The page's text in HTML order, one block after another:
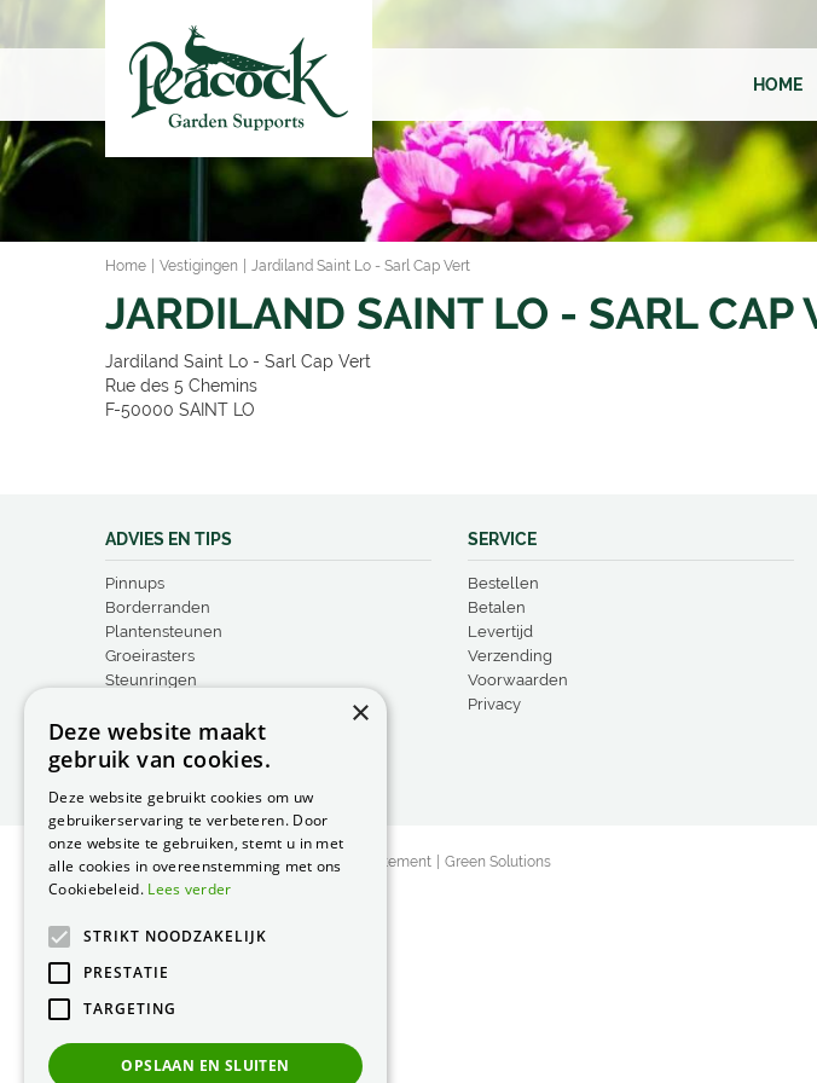
Home Vestigingen Jardiland Saint Lo - Sarl Cap Vert
HOME
JARDILAND SAINT LO - SARL CAP
Jardiland Saint Lo - Sarl Cap Vert
Rue des 5 Chemins
F-50000 SAINT LO
ADVIES EN TIPS
Pinnups
Borderranden
Plantensteunen
Groeirasters
Steunringen
SERVICE
Bestellen
Betalen
Levertijd
Verzending
Voorwaarden
Privacy
© Peacock Garden Supports Privacy Statement Green Solutions
×
Deze website maakt
gebruik van cookies.
Deze website gebruikt cookies om uw
gebruikerservaring te verbeteren. Door
onze website te gebruiken, stemt u in met
alle cookies in overeenstemming met ons
Cookiebeleid. Lees verder
STRIKT NOODZAKELIJK
PRESTATIE
TARGETING
OPSLAAN EN SLUITEN